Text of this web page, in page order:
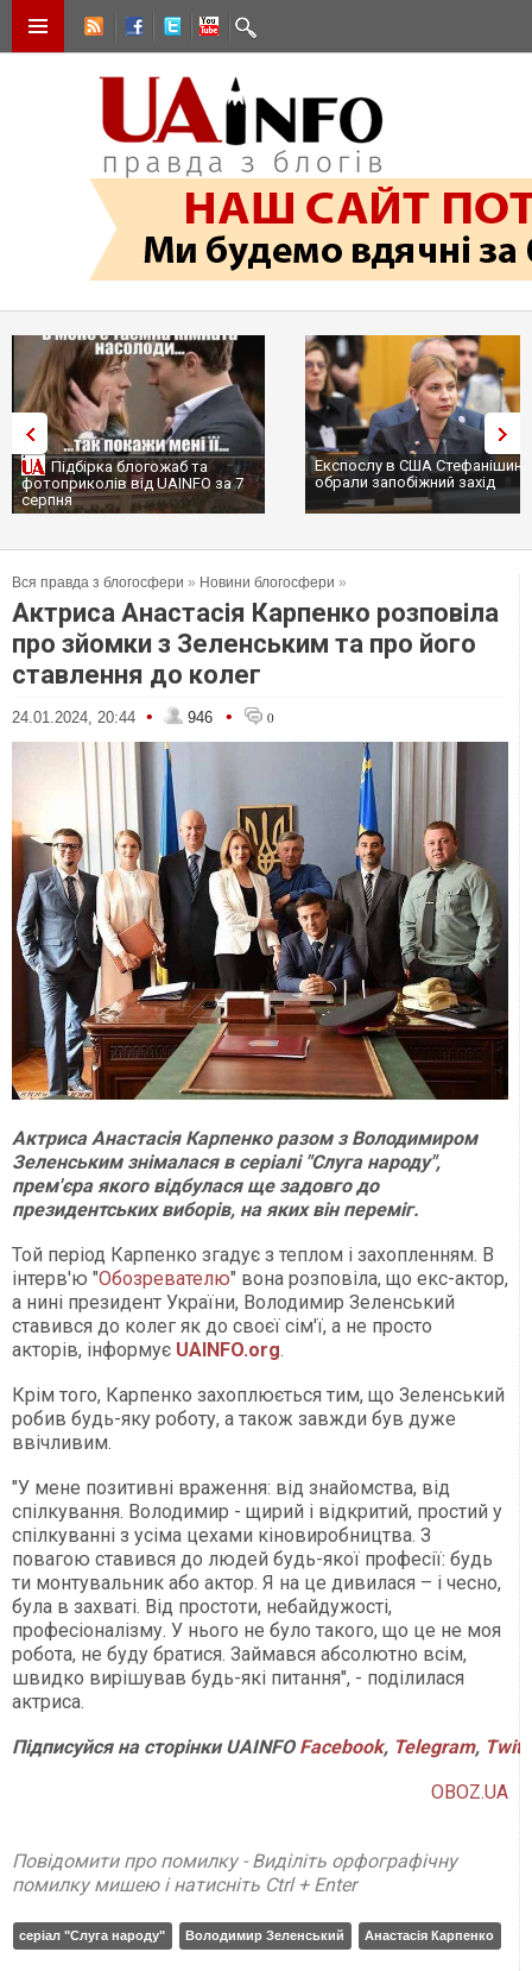
Підбірка блогожаб та
фотоприколів від UAINFO за 7
серпня
Експослу в США
обрали запобіжний захід
Вся правда з блогосфери » Новини блогосфери »
Актриса Анастасія Карпенко розповіла
про зйомки з Зеленським та про його
ставлення до колег
24.01.2024, 20:44 • 946 • 0
Актриса Анастасія Карпенко разом з Володимиром
Зеленським знімалася в серіалі "Слуга народу",
прем'єра якого відбулася ще задовго до
президентських виборів, на яких він переміг.
Той період Карпенко згадує з теплом і захопленням. В
інтерв'ю "Обозревателю" вона розповіла, що екс-актор,
а нині президент України, Володимир Зеленський
ставився до колег як до своєї сім'ї, а не просто
акторів, інформує UAINFO.org.
Крім того, Карпенко захоплюється тим, що Зеленський
робив будь-яку роботу, а також завжди був дуже
ввічливим.
"У мене позитивні враження: від знайомства, від
спілкування. Володимир - щирий і відкритий, простий у
спілкуванні з усіма цехами кіновиробництва. З
повагою ставився до людей будь-якої професії: будь
ти монтувальник або актор. Я на це дивилася – і чесно,
була в захваті. Від простоти, небайдужості,
професіоналізму. У нього не було такого, що це не моя
робота, не буду братися. Займався абсолютно всім,
швидко вирішував будь-які питання", - поділилася
актриса.
Підписуйся на сторінки UAINFO Facebook, Telegram,
OBOZ.UA
Повідомити про помилку - Виділіть орфографічну
помилку мишею і натисніть Ctrl + Enter
серіал "Слуга народу" Володимир Зеленський Анастасія Карпенко